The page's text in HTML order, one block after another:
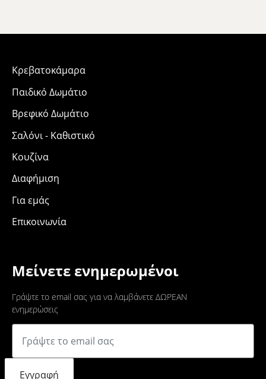
Μείνετε ενημερωμένοι
Γράψτε το email σας για να λαμβάνετε ΔΩΡΕΑΝ
ενημερώσεις
Εγγραφή
Κρεβατοκάμαρα
Παιδικό Δωμάτιο
Βρεφικό Δωμάτιο
Σαλόνι - Καθιστικό
Κουζίνα
Διαφήμιση
Για εμάς
Επικοινωνία